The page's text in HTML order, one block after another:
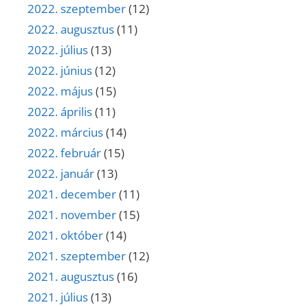
2022. szeptember(12)
2022. augusztus(11)
2022. július(13)
2022. június(12)
2022. május(15)
2022. április(11)
2022. március(14)
2022. február(15)
2022. január(13)
2021. december(11)
2021. november(15)
2021. október(14)
2021. szeptember(12)
2021. augusztus(16)
2021. július(13)